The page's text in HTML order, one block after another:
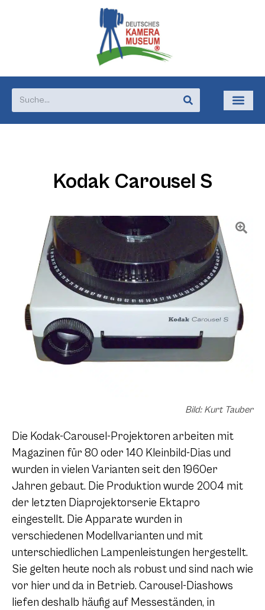
Kodak Carousel S
Bild: Kurt Tauber
Die Kodak-Carousel-Projektoren arbeiten mit
Magazinen für 80 oder 140 Kleinbild-Dias und
wurden in vielen Varianten seit den 1960er
Jahren gebaut. Die Produktion wurde 2004 mit
der letzten Diaprojektorserie Ektapro
eingestellt. Die Apparate wurden in
verschiedenen Modellvarianten und mit
unterschiedlichen Lampenleistungen hergestellt.
Sie gelten heute noch als robust und sind nach wie
vor hier und da in Betrieb. Carousel-Diashows
liefen deshalb häufig auf Messeständen, in